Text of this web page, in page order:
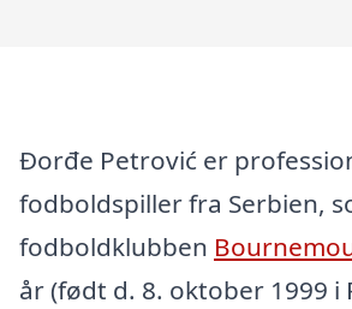
Đorđe Petrović er
fodboldspiller fra Serbien,
fodboldklubben
år (født d. 8. oktober 1999 i